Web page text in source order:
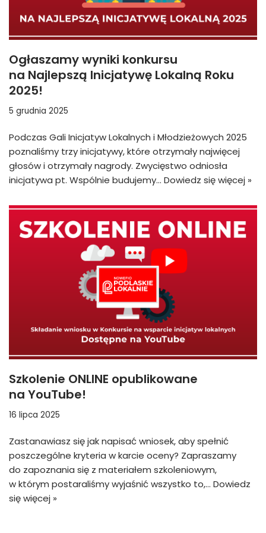
Ogłaszamy wyniki konkursu
na Najlepszą Inicjatywę Lokalną Roku
2025!
5 grudnia 2025
Podczas Gali Inicjatyw Lokalnych i Młodzieżowych 2025
poznaliśmy trzy inicjatywy, które otrzymały najwięcej
głosów i otrzymały nagrody. Zwycięstwo odniosła
inicjatywa pt. Wspólnie budujemy… Dowiedz się więcej »
Szkolenie ONLINE opublikowane
na YouTube!
16 lipca 2025
Zastanawiasz się jak napisać wniosek, aby spełnić
poszczególne kryteria w karcie oceny? Zapraszamy
do zapoznania się z materiałem szkoleniowym,
w którym postaraliśmy wyjaśnić wszystko to,… Dowiedz
się więcej »